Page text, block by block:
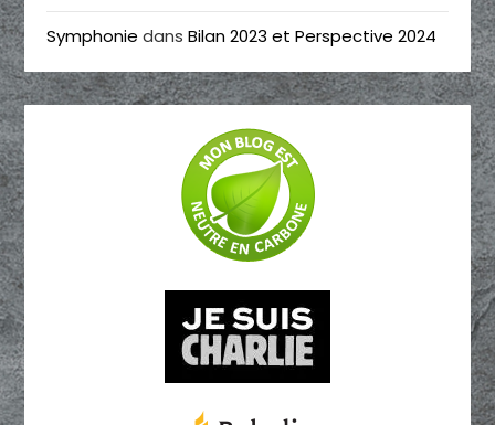
Symphonie dansBilan 2023 et Perspective 2024